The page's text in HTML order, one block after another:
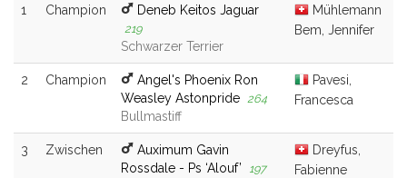
1 Champion Deneb Keitos Jaguar
219
Schwarzer Terrier
Mühlemann
Bem, Jennifer
2 Champion
Angel's Phoenix Ron
Weasley Astonpride 264
Bullmastiff
Pavesi,
Francesca
3 Zwischen
Auximum Gavin
Rossdale - Ps ‘Alouf’
197
Dreyfus,
Fabienne